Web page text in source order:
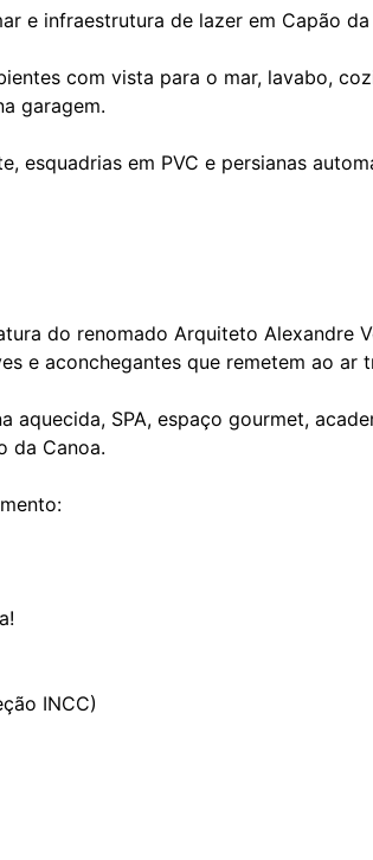
e infraestrutura de lazer em Capão da
com vista para o mar, lavabo,
garagem.
esquadrias em PVC e persianas
do renomado Arquiteto Alexandre
e aconchegantes que remetem ao ar
SPA, espaço gourmet,
da Canoa.
INCC)